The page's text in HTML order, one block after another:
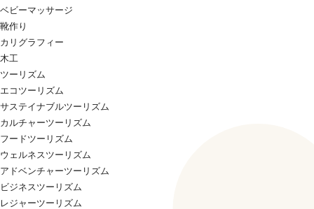
ベビーマッサージ
靴作り
カリグラフィー
木工
ツーリズム
エコツーリズム
サステイナブルツーリズム
カルチャーツーリズム
フードツーリズム
ウェルネスツーリズム
アドベンチャーツーリズム
ビジネスツーリズム
レジャーツーリズム